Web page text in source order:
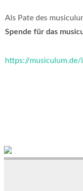
Als Pate des
Spende für das
https://